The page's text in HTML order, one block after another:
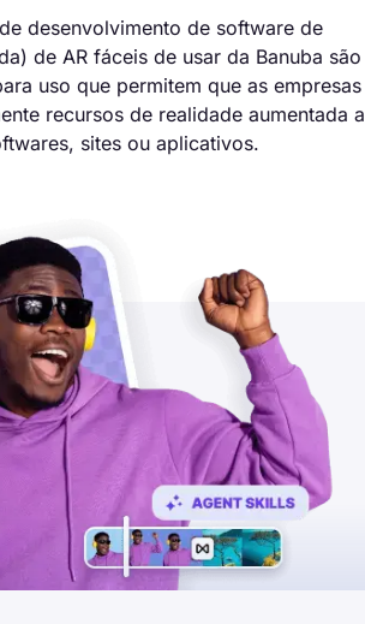
desenvolvimento de software de
de AR fáceis de usar da Banuba são
uso que permitem que as empresas
recursos de realidade aumentada a
sites ou aplicativos.